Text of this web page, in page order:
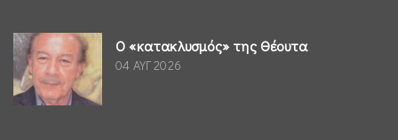
Ο «κατακλυσμός» της Θέουτα
04 ΑΥΓ 2026